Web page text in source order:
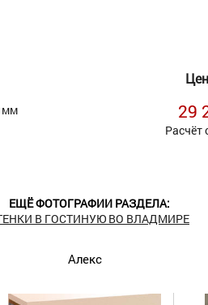
мм
29
Расчёт
ЕЩЁ ФОТОГРАФИИ РАЗДЕЛА:
В ГОСТИНУЮ ВО ВЛАДМИРЕ
Алекс